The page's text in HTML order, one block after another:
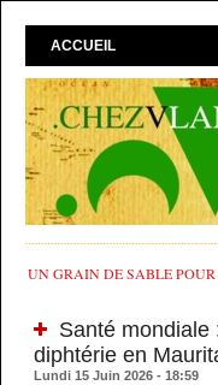
ACCUEIL
UN GRAIN DE SABLE POUR
Santé mondiale
diphtérie en
Lundi 15 Juin 2026 - 18:59